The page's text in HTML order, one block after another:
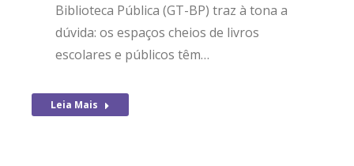
Biblioteca Pública (GT-BP) traz à tona a
dúvida: os espaços cheios de livros
escolares e públicos têm…
Leia Mais